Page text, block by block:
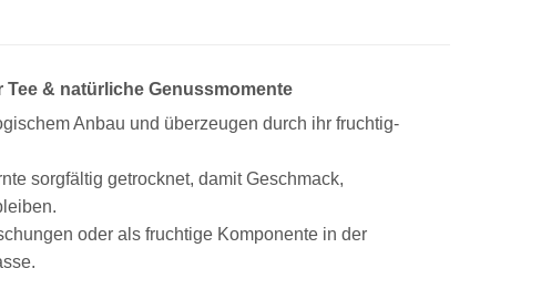
& natürliche Genussmomente
Anbau und überzeugen durch ihr fruchtig-
sorgfältig getrocknet, damit Geschmack,
oder als fruchtige Komponente in der